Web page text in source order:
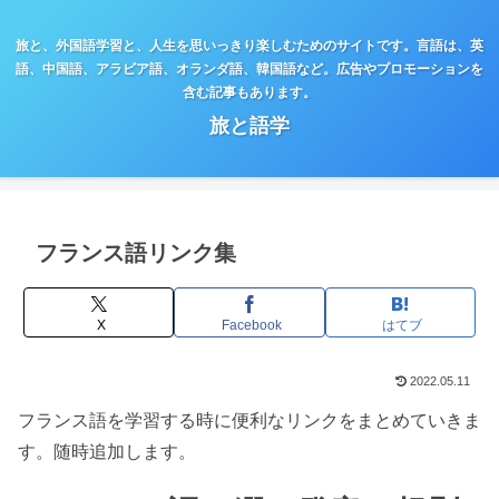
旅と、外国語学習と、人生を思いっきり楽しむためのサイトです。言語は、英
語、中国語、アラビア語、オランダ語、韓国語など。広告やプロモーションを
含む記事もあります。
旅と語学
フランス語リンク集
X Facebook はてブ
2022.05.11
フランス語を学習する時に便利なリンクをまとめていきま
す。随時追加します。